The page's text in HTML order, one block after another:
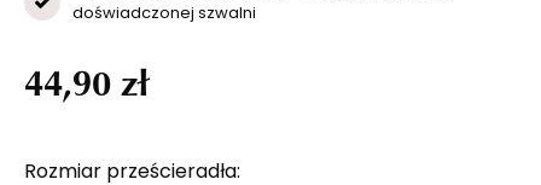
doświadczonej szwalni
Rozmiar prześcieradła
44,90 zł